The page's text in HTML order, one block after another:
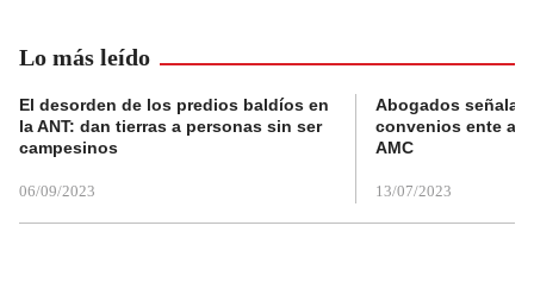
Lo más leído
El desorden de los predios baldíos en
la ANT: dan tierras a personas sin ser
campesinos
06/09/2023
Abogados
convenios ente
AMC
13/07/2023